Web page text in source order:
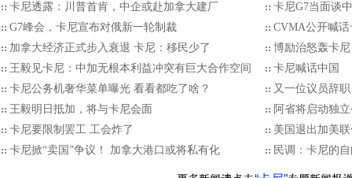
卡尼透露：川普首肯，中企或赴加拿大建厂
卡尼G7当面谈
G7峰会，卡尼宣布对俄新一轮制裁
CVMA公开喊
加拿大经济正式步入衰退 卡尼：移民少了
博励治怒轰卡
王毅见卡尼：中加无根本利益冲突有巨大合作空间
卡尼喊话中国
卡尼公务机奢华菜单曝光 看看都吃了啥？
又一位议员辞
王毅明日抵加，将与卡尼会面
阿省将启动独
卡尼要限制罢工 工会炸了
美国退出加美
卡尼掀“卖国”争议！ 加拿大港口或将私有化
民调：卡尼的